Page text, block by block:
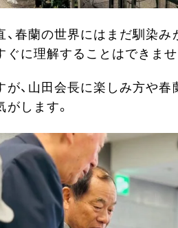
、春蘭の世界にはまだ馴染み
ぐに理解することはできませ
が、山田会長に楽しみ方や
がします。